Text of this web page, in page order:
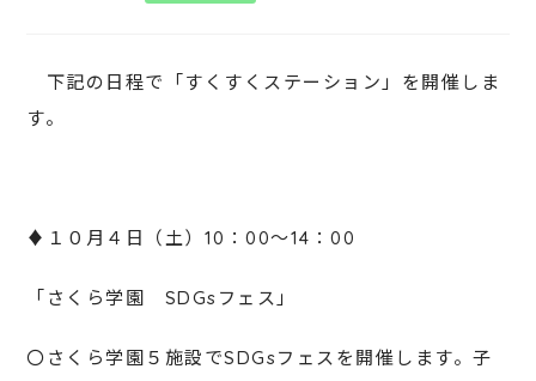
下記の日程で「すくすくステーション」を開催しま
す。
♦１０月４日（土）10：00～14：00
「さくら学園 SDGsフェス」
〇さくら学園５施設でSDGsフェスを開催します。子